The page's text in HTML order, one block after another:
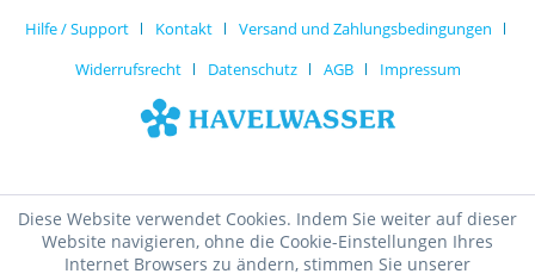
Hilfe / Support
Kontakt
Versand und Zahlungsbedingungen
Widerrufsrecht
Datenschutz AGB Impressum
Diese Website verwendet Cookies. Indem Sie weiter auf dieser
Website navigieren, ohne die Cookie-Einstellungen Ihres
Internet Browsers zu ändern, stimmen Sie unserer